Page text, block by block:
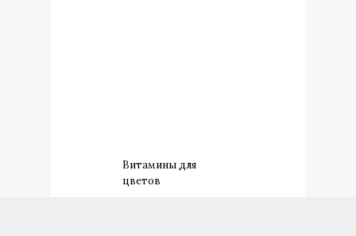
Витамины для
цветов